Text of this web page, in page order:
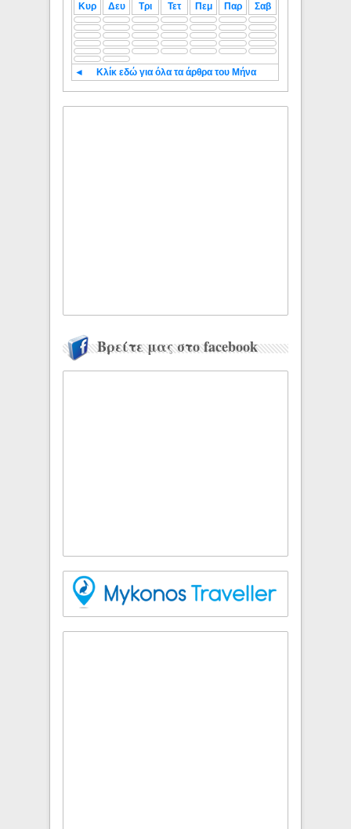
Κυρ Δευ Τρι Τετ Πεμ Παρ Σαβ
◄ Κλίκ εδώ για όλα τα άρθρα του Μήνα
Βρείτε μας στο facebook